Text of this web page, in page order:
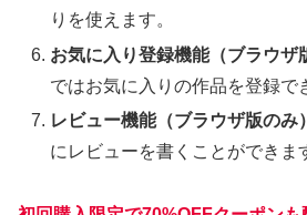
りを使えます。
お気に入り登録機能（ブラウザ
ではお気に入りの作品を登録で
レビュー機能（ブラウザ版のみ）
にレビューを書くことができま